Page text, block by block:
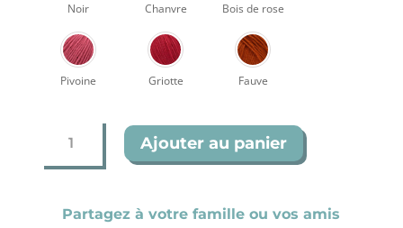
Noir Chanvre Bois de rose
Pivoine Griotte Fauve
Dinosaure
éco-
Ajouter au panier
Partagez à votre famille ou vos amis